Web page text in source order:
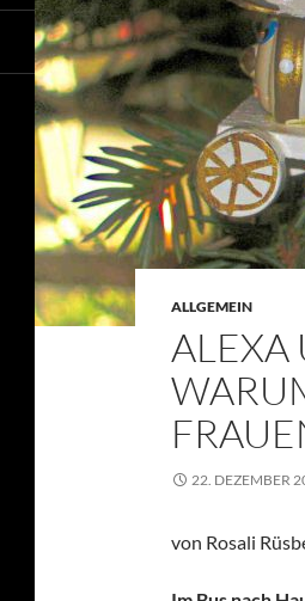
ALLGEMEIN
ALEXA
22. DEZEMBER
von Rosali